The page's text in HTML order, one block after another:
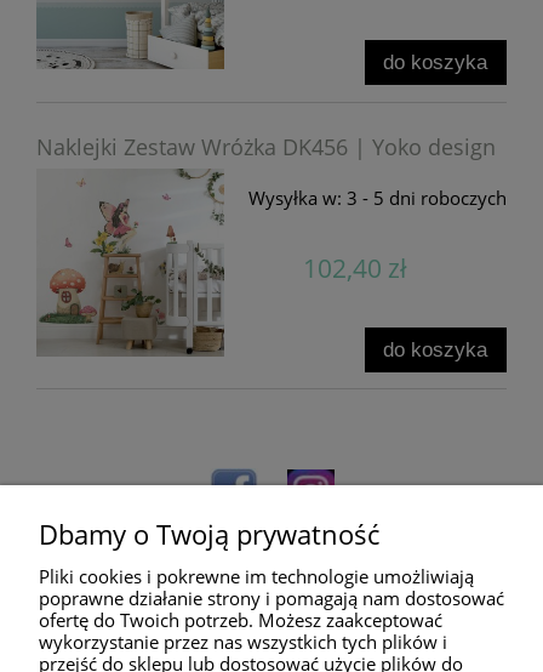
do koszyka
Naklejki Zestaw Wróżka DK456 | Yoko design
Wysyłka w: 3 - 5 dni roboczych
102,40 zł
do koszyka
Dbamy o Twoją prywatność
Pliki cookies i pokrewne im technologie umożliwiają
poprawne działanie strony i pomagają nam dostosować
ofertę do Twoich potrzeb. Możesz zaakceptować
wykorzystanie przez nas wszystkich tych plików i
przejść do sklepu lub dostosować użycie plików do